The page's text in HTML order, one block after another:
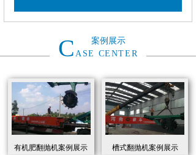
案例展示
C ASE CENTER
有机肥翻抛机案例展示 槽式翻抛机案例展示